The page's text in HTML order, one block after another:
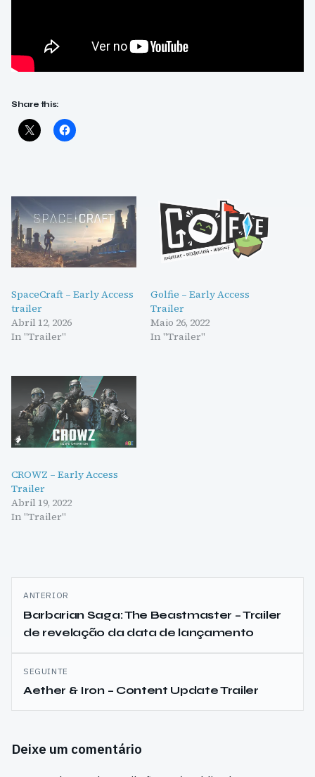
Share this:
SpaceCraft – Early Access
trailer
Abril 12, 2026
In "Trailer"
Golfie – Early Access
Trailer
Maio 26, 2022
In "Trailer"
CROWZ – Early Access
Trailer
Abril 19, 2022
In "Trailer"
Navegação
de
artigos
ANTERIOR
Barbarian Saga: The Beastmaster – Trailer
de revelação da data de lançamento
SEGUINTE
Aether & Iron – Content Update Trailer
Deixe um comentário